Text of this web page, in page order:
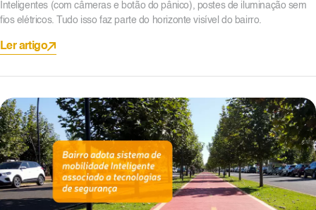
Inteligentes (com câmeras e botão do pânico), postes de iluminação sem
fios elétricos. Tudo isso faz parte do horizonte visível do bairro.
Ler artigo